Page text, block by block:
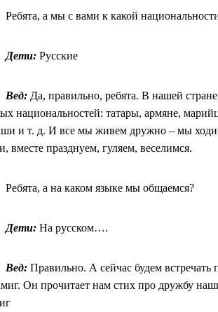
Ребята, а мы с вами к какой
Дети: Русские
Вед: Да, правильно, ребята. В нашей
национальностей: татары, армяне,
и т. д. И все мы живем дружно – мы
вместе празднуем, гуляем, веселимся.
Ребята, а на каком языке мы общаемся?
Дети: На русском….
Вед: Правильно. А сейчас будем встречать
Он прочитает нам стих про дружбу